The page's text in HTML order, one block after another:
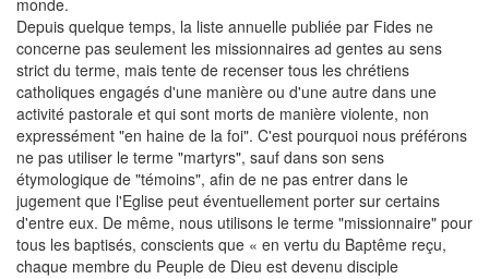
Depuis quelque temps, la liste annuelle publiée par Fides ne
concerne pas seulement les missionnaires ad gentes au sens
strict du terme, mais tente de recenser tous les chrétiens
catholiques engagés d'une manière ou d'une autre dans une
activité pastorale et qui sont morts de manière violente, non
expressément "en haine de la foi". C'est pourquoi nous préférons
ne pas utiliser le terme "martyrs", sauf dans son sens
étymologique de "témoins", afin de ne pas entrer dans le
jugement que l'Eglise peut éventuellement porter sur certains
d'entre eux. De même, nous utilisons le terme "missionnaire" pour
tous les baptisés, conscients que « en vertu du Baptême reçu,
chaque membre du Peuple de Dieu est devenu disciple